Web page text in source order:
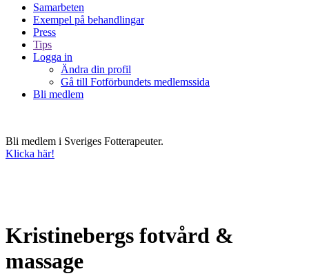
Samarbeten
Exempel på behandlingar
Press
Tips
Logga in
Ändra din profil
Gå till Fotförbundets medlemssida
Bli medlem
Bli medlem i Sveriges Fotterapeuter.
Klicka här!
Kristinebergs fotvård &
massage